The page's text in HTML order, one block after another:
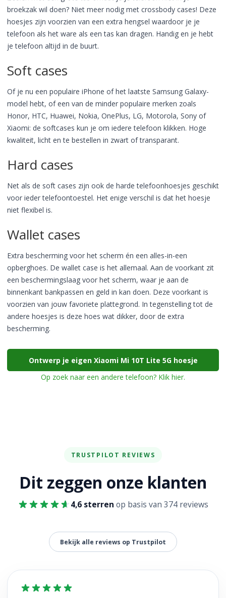
broekzak wil doen? Niet meer nodig met crossbody cases! Deze
hoesjes zijn voorzien van een extra hengsel waardoor je je
telefoon als het ware als een tas kan dragen. Handig en je hebt
je telefoon altijd in de buurt.
Soft cases
Of je nu een populaire iPhone of het laatste Samsung Galaxy-
model hebt, of een van de minder populaire merken zoals
Honor, HTC, Huawei, Nokia, OnePlus, LG, Motorola, Sony of
Xiaomi: de softcases kun je om iedere telefoon klikken. Hoge
kwaliteit, licht en te bestellen in zwart of transparant.
Hard cases
Net als de soft cases zijn ook de harde telefoonhoesjes geschikt
voor ieder telefoontoestel. Het enige verschil is dat het hoesje
niet flexibel is.
Wallet cases
Extra bescherming voor het scherm én een alles-in-een
opberghoes. De wallet case is het allemaal. Aan de voorkant zit
een beschermingslaag voor het scherm, waar je aan de
binnenkant bankpassen en geld in kan doen. Deze voorkant is
voorzien van jouw favoriete plattegrond. In tegenstelling tot de
andere hoesjes is deze hoes wat dikker, door de extra
bescherming.
Ontwerp je eigen Xiaomi Mi 10T Lite 5G hoesje
Op zoek naar een andere telefoon? Klik hier.
TRUSTPILOT REVIEWS
Dit zeggen onze klanten
4,6 sterren op basis van 374 reviews
Bekijk alle reviews op Trustpilot